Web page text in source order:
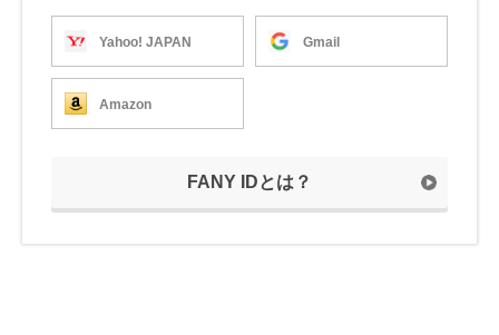
Yahoo! JAPAN Gmail
Amazon
FANY IDとは？